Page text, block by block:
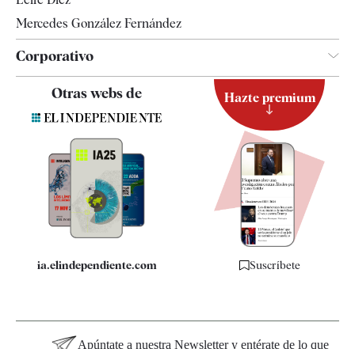
Mercedes González Fernández
Corporativo
Quiénes somos
Especificaciones
Otras webs de
ia.elindependiente.com
Hazte premium
Suscríbete
Apúntate a nuestra Newsletter y entérate de lo que